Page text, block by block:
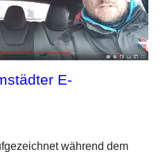
E-
während dem